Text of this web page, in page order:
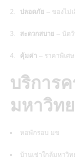
ปลอดภัย – ของไม่
สะดวกสบาย – นัด
คุ้มค่า – ราคาพิเศ
บริการ
มหาวิท
หอพักรอบ มข
บ้านเช่าใกล้มหาวิท